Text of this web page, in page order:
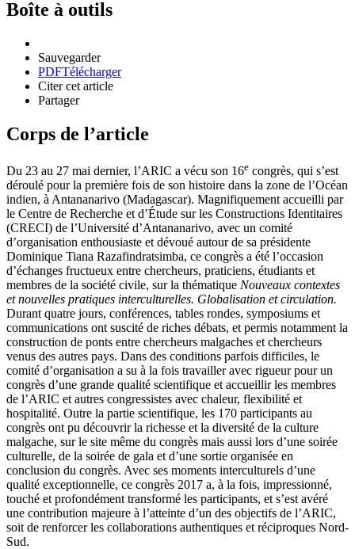
Boîte à outils
Sauvegarder
PDFTélécharger
Citer cet article
Partager
Corps de l’article
Du 23 au 27 mai dernier, l’ARIC a vécu son 16e congrès, qui s’est
déroulé pour la première fois de son histoire dans la zone de l’Océan
indien, à Antananarivo (Madagascar). Magnifiquement accueilli par
le Centre de Recherche et d’Étude sur les Constructions Identitaires
(CRECI) de l’Université d’Antananarivo, avec un comité
d’organisation enthousiaste et dévoué autour de sa présidente
Dominique Tiana Razafindratsimba, ce congrès a été l’occasion
d’échanges fructueux entre chercheurs, praticiens, étudiants et
membres de la société civile, sur la thématique Nouveaux contextes
et nouvelles pratiques interculturelles. Globalisation et circulation.
Durant quatre jours, conférences, tables rondes, symposiums et
communications ont suscité de riches débats, et permis notamment la
construction de ponts entre chercheurs malgaches et chercheurs
venus des autres pays. Dans des conditions parfois difficiles, le
comité d’organisation a su à la fois travailler avec rigueur pour un
congrès d’une grande qualité scientifique et accueillir les membres
de l’ARIC et autres congressistes avec chaleur, flexibilité et
hospitalité. Outre la partie scientifique, les 170 participants au
congrès ont pu découvrir la richesse et la diversité de la culture
malgache, sur le site même du congrès mais aussi lors d’une soirée
culturelle, de la soirée de gala et d’une sortie organisée en
conclusion du congrès. Avec ses moments interculturels d’une
qualité exceptionnelle, ce congrès 2017 a, à la fois, impressionné,
touché et profondément transformé les participants, et s’est avéré
une contribution majeure à l’atteinte d’un des objectifs de l’ARIC,
soit de renforcer les collaborations authentiques et réciproques Nord-
Sud.